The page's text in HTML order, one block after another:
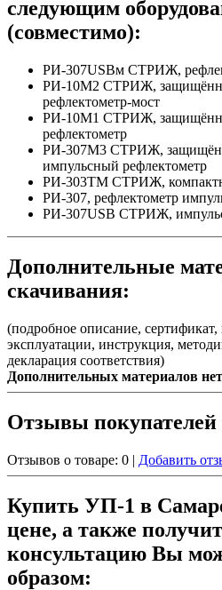
следующим
(совместимо):
РИ-307USBм СТРИЖ,
РИ-10М2 СТРИЖ,
рефлектометр-мост
РИ-10М1 СТРИЖ,
рефлектометр
РИ-307М3 СТРИЖ,
импульсный рефлектометр
РИ-303ТМ СТРИЖ,
РИ-307, рефлектометр
РИ-307USB СТРИЖ,
Дополнительные
скачивания:
(подробное описание, сертификат,
эксплуатации, инструкция,
декларация соответствия)
Дополнительных материалов
Отзывы
Отзывов о товаре: 0 | Добавить
Купить УП-1 в
цене, а также
консультацию Вы
образом: